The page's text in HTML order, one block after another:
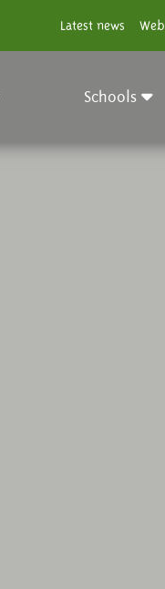
Latest news
Schools